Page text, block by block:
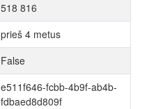
518 816
prieš 4 metus
False
e511f646-fcbb-4b9f-ab4b-
fdbaed8d809f